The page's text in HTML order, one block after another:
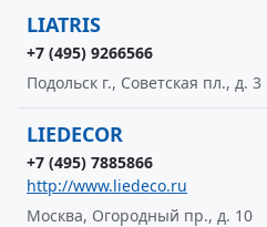
LIATRIS
+7 (495) 9266566
Подольск г., Советская пл., д. 3
LIEDECOR
+7 (495) 7885866
http://www.liedeco.ru
Москва, Огородный пр., д. 10